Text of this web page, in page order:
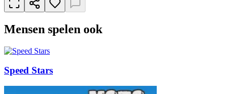
Mensen spelen ook
Speed Stars